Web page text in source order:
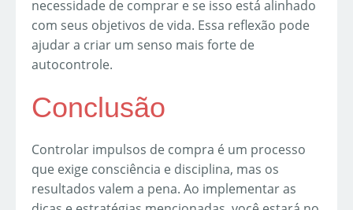
necessidade de comprar e se isso está alinhado
com seus objetivos de vida. Essa reflexão pode
ajudar a criar um senso mais forte de
autocontrole.
Conclusão
Controlar impulsos de compra é um processo
que exige consciência e disciplina, mas os
resultados valem a pena. Ao implementar as